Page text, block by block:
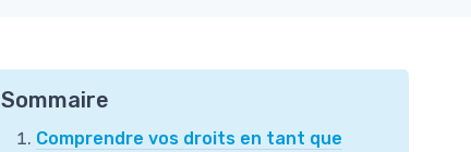
Sommaire
Comprendre vos droits en tant que